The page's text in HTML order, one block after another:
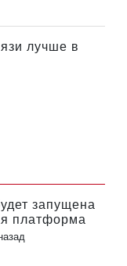
лучше в
запущена
платформа